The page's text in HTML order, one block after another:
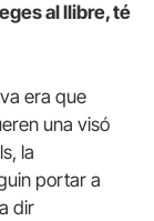
al llibre, té
era que
una visó
la
portar a
dir